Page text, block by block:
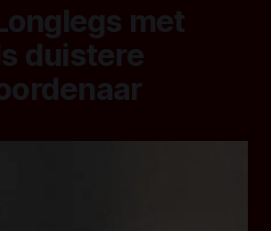
met
duistere